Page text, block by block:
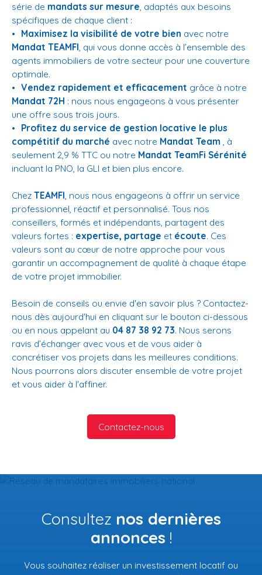
série de mandats sur mesure, adaptés aux besoins
spécifiques de chaque client :
Maximisez la visibilité de votre bien avec notre
Mandat TEAMFI, qui vous donne accès à l’ensemble des
agents immobiliers de votre secteur pour une couverture
optimale.
Vendez rapidement et efficacement grâce à notre
Mandat 72H : nous nous engageons à vous présenter
une offre sous trois jours.
Profitez du service de gestion locative le plus
compétitif du marché avec notre Mandat Team , à
seulement 2,9 % TTC ou notre Mandat TeamFi Sérénité
incluant la PNO, la GLI et bien plus encore.
Chez TEAMFI, nous nous engageons à offrir un service
professionnel, réactif et personnalisé. Tous nos
conseillers, formés et indépendants, partagent des
valeurs fortes : expertise, partage et écoute. Ces
valeurs sont au cœur de notre approche pour vous
garantir un accompagnement de qualité à chaque étape
de votre projet immobilier.
Besoin de conseils ou envie d'en savoir plus ? Contactez-
nous dès aujourd'hui en cliquant sur le bouton ci-dessous
ou en nous appelant au 04 87 38 92 73. Nous serons
ravis d’échanger avec vous et de vous aider à
concrétiser vos projets dans les meilleures conditions.
Nous pourrons alors discuter ensemble de votre projet
et vous aider à l'affiner.
Contactez-nous
Consultez nos dernières
annonces !
Vous souhaitez réaliser un investissement locatif ou